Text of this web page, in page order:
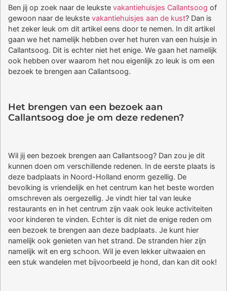
Ben jij op zoek naar de leukste vakantiehuisjes Callantsoog of
gewoon naar de leukste vakantiehuisjes aan de kust? Dan is
het zeker leuk om dit artikel eens door te nemen. In dit artikel
gaan we het namelijk hebben over het huren van een huisje in
Callantsoog. Dit is echter niet het enige. We gaan het namelijk
ook hebben over waarom het nou eigenlijk zo leuk is om een
bezoek te brengen aan Callantsoog.
Het brengen van een bezoek aan
Callantsoog doe je om deze redenen?
Wil jij een bezoek brengen aan Callantsoog? Dan zou je dit
kunnen doen om verschillende redenen. In de eerste plaats is
deze badplaats in Noord-Holland enorm gezellig. De
bevolking is vriendelijk en het centrum kan het beste worden
omschreven als oergezellig. Je vindt hier tal van leuke
restaurants en in het centrum zijn vaak ook leuke activiteiten
voor kinderen te vinden. Echter is dit niet de enige reden om
een bezoek te brengen aan deze badplaats. Je kunt hier
namelijk ook genieten van het strand. De stranden hier zijn
namelijk wit en erg schoon. Wil je even lekker uitwaaien en
een stuk wandelen met bijvoorbeeld je hond, dan kan dit ook!